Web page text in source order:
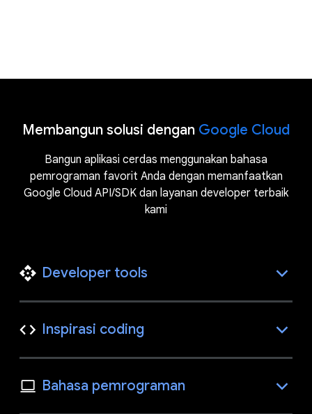
Membangun solusi dengan Google Cloud
Bangun aplikasi cerdas menggunakan bahasa
pemrograman favorit Anda dengan memanfaatkan
Google Cloud API/SDK dan layanan developer terbaik
kami
Developer tools
Inspirasi coding
Bahasa pemrograman